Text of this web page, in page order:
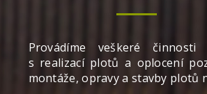
Provádíme veškeré činnosti
s realizací plotů a oplocení
montáže, opravy a stavby plotů